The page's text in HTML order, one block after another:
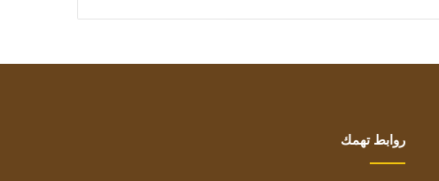
روابط تهمك